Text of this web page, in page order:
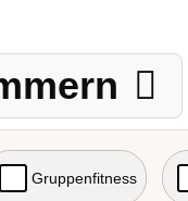
Gruppenfitness